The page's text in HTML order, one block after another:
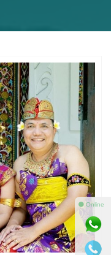
⚫ Online